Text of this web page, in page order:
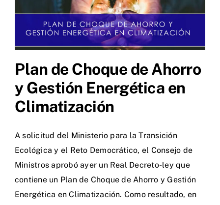
Plan de Choque de Ahorro
y Gestión Energética en
Climatización
A solicitud del Ministerio para la Transición
Ecológica y el Reto Democrático, el Consejo de
Ministros aprobó ayer un Real Decreto-ley que
contiene un Plan de Choque de Ahorro y Gestión
Energética en Climatización. Como resultado, en